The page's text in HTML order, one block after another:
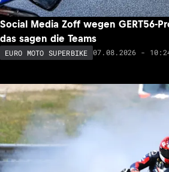
Social Media Zoff wegen GERT56-
das sagen die Teams
EURO MOTO SUPERBIKE 07.08.2026 -